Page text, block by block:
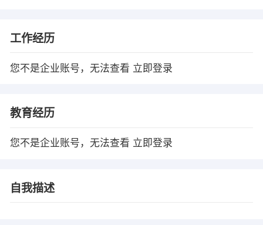
工作经历
您不是企业账号，无法查看 立即登录
教育经历
您不是企业账号，无法查看 立即登录
自我描述